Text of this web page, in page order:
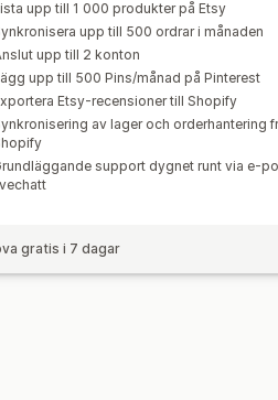
upp till 1 000 produkter på Etsy
upp till 500 ordrar i månaden
upp till 2 konton
upp till 500 Pins/månad på Pinterest
Etsy-recensioner till Shopify
av lager och orderhantering
support dygnet runt via e-
gratis i 7 dagar